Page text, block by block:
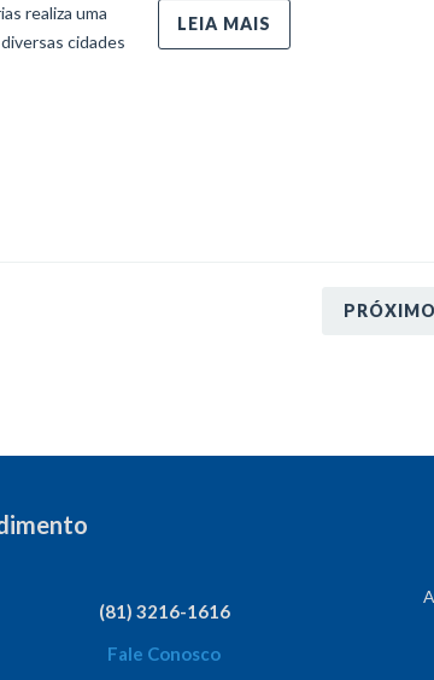
realiza uma
cidades
LEIA MAIS
PRÓXIMO
(81) 3216-1616
Fale Conosco